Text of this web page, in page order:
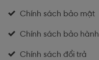
Chính sách bảo mật
Chính sách bảo hành
Chính sách đổi trả